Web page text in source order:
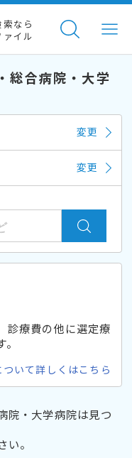
なら
イル
総合病院・大学
変更
変更
診療費の他に選定療
いて詳しくはこちら
院・大学病院は見つ
。